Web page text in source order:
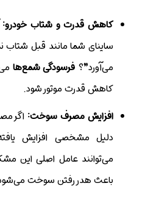
کاهش قدرت و شتاب خودرو:
ساینای شما مانند قبل شتاب
می‌آورد”؟ فرسودگی شمع‌ها
کاهش قدرت موتور شود.
افزایش مصرف سوخت: اگر
دلیل مشخصی افزایش
می‌توانند عامل اصلی این
باعث هدر رفتن سوخت